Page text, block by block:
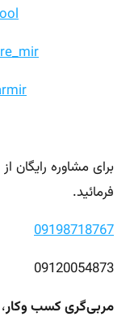
برای مشاوره رایگان
فرمائید.
09198718767
09120054873
مربی‌گری کسب وکار